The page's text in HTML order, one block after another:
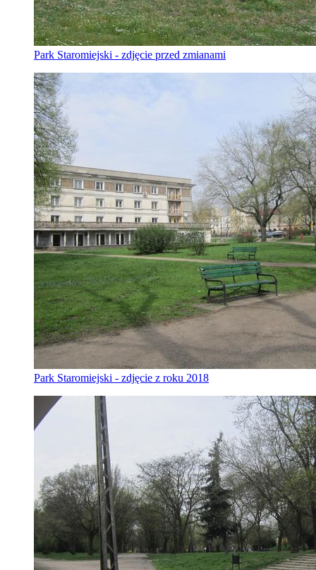
Park Staromiejski - zdjęcie przed zmianami
Park Staromiejski - zdjęcie z roku 2018